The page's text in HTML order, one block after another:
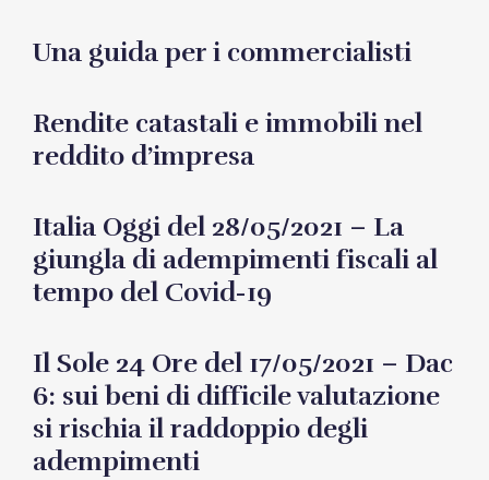
Una guida per i commercialisti
Rendite catastali e immobili nel
reddito d’impresa
Italia Oggi del 28/05/2021 – La
giungla di adempimenti fiscali al
tempo del Covid-19
Il Sole 24 Ore del 17/05/2021 – Dac
6: sui beni di difficile valutazione
si rischia il raddoppio degli
adempimenti